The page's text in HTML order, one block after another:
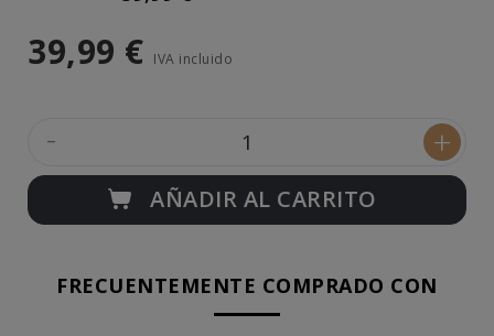
39,99 € IVA incluido
- +
AÑADIR AL CARRITO
FRECUENTEMENTE COMPRADO CON